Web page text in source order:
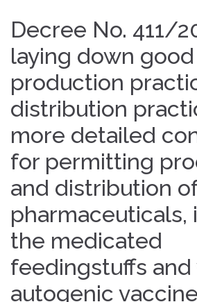
Decree No. 411/
laying down good
production
distribution
more detailed
for permitting
and distribution
pharmaceuticals,
the medicated
feedingstuffs
autogenic vaccine